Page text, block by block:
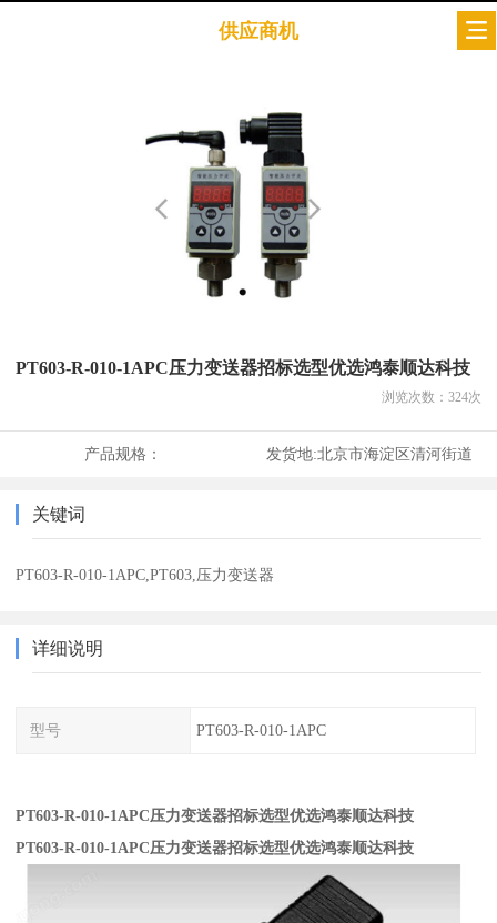
供应商机
PT603-R-010-1APC压力变送器招标选型优选鸿泰顺达科技
浏览次数： 324次
产品规格： 发货地:北京市海淀区清河街道
关键词
PT603-R-010-1APC,PT603,压力变送器
详细说明
型号 PT603-R-010-1APC
PT603-R-010-1APC压力变送器招标选型优选鸿泰顺达科技
PT603-R-010-1APC压力变送器招标选型优选鸿泰顺达科技